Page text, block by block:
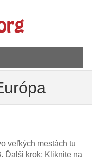
veľkých mestách tu
Ďalši krok: Kliknite na